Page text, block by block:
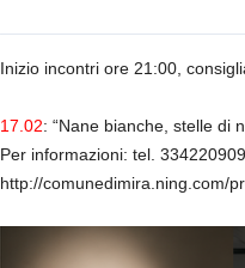
a
Inizio incontri ore 21:00,
17.02: “Nane bianche, stelle di
Per informazioni: tel.
http://comunedimira.ning.com/